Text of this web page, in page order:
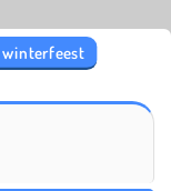
winterfeest